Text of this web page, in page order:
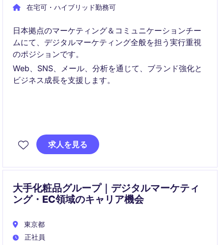
在宅可・ハイブリッド勤務可
日本拠点のマーケティング＆コミュニケーションチー
ムにて、デジタルマーケティング全般を担う実行重視
のポジションです。
Web、SNS、メール、分析を通じて、ブランド強化と
ビジネス成長を支援します。
求人を見る
大手化粧品グループ｜デジタルマーケティ
ング・EC領域のキャリア機会
東京都
正社員